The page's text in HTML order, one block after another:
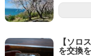
【ソロ
を交換を